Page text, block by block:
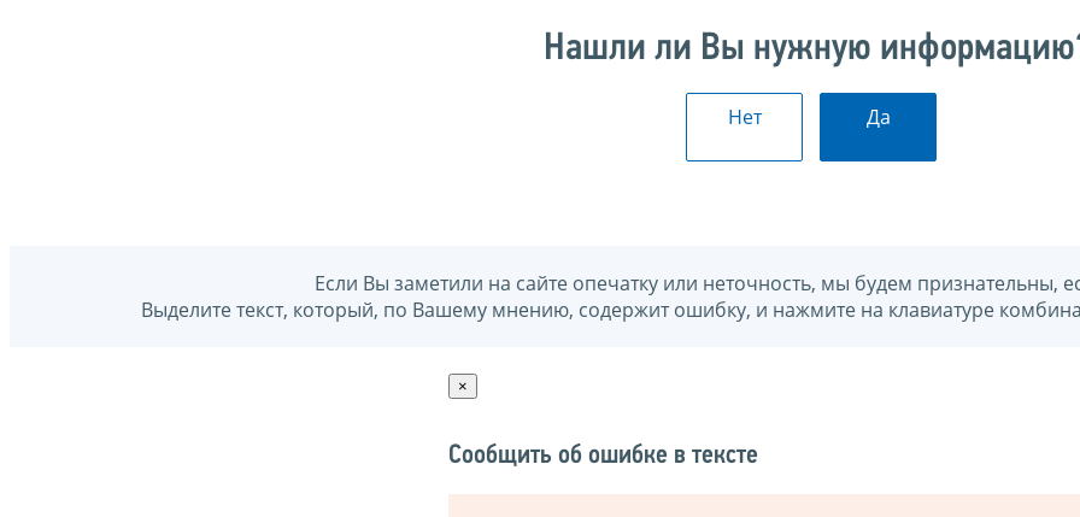
Нашли ли Вы нужную
Нет Да
Если Вы заметили на сайте опечатку или неточность, мы будем признательны,
Выделите текст, который, по Вашему мнению, содержит ошибку, и нажмите на клавиатуре
×
Сообщить об ошибке в тексте